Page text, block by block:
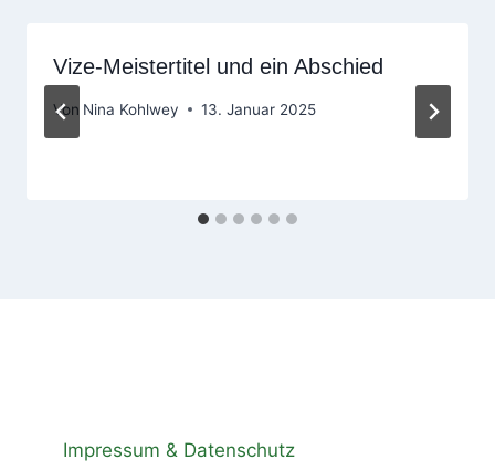
Vize-Meistertitel und ein Abschied
Von Nina Kohlwey 13. Januar 2025
Impressum & Datenschutz